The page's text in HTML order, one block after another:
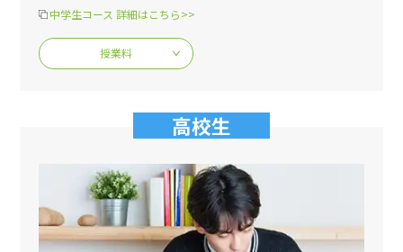
中学生コース 詳細はこちら>>
授業料
高校生